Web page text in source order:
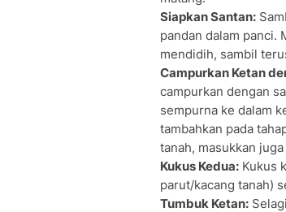
Siapkan Santan:
pandan dalam panci.
mendidih, sambil
Campurkan Ketan
campurkan dengan
sempurna ke dalam
tambahkan pada
tanah, masukkan
Kukus Kedua: Kukus
parut/kacang tanah)
Tumbuk Ketan: